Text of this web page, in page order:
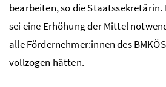
bearbeiten, so die
sei eine Erhöhung der Mittel
alle Fördernehmer:innen des BMKÖS
vollzogen hätten.